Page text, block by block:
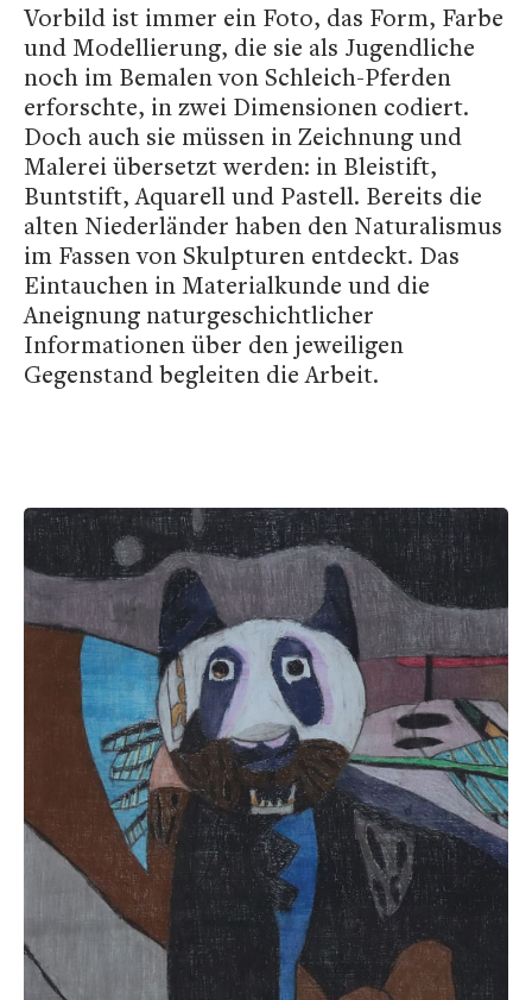
Vorbild ist immer ein Foto, das Form, Farbe
und Modellierung, die sie als Jugendliche
noch im Bemalen von Schleich-Pferden
erforschte, in zwei Dimensionen codiert.
Doch auch sie müssen in Zeichnung und
Malerei übersetzt werden: in Bleistift,
Buntstift, Aquarell und Pastell. Bereits die
alten Niederländer haben den Naturalismus
im Fassen von Skulpturen entdeckt. Das
Eintauchen in Materialkunde und die
Aneignung naturgeschichtlicher
Informationen über den jeweiligen
Gegenstand begleiten die Arbeit.